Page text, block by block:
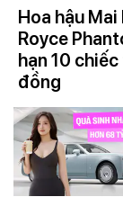
Hoa hậu
Royce
hạn 10
đồng